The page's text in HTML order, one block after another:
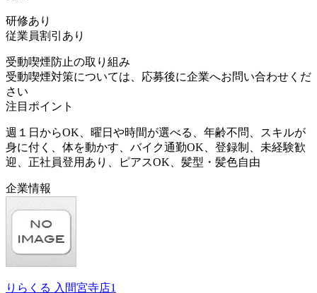
研修あり
従業員割引あり
受動喫煙防止の取り組み
受動喫煙対策については、応募後に企業へお問い合わせくだ
さい
注目ポイント
週１日からOK、曜日や時間が選べる、年齢不問、スキルが
身に付く、体を動かす、バイク通勤OK、登録制、未経験歓
迎、正社員登用あり、ピアスOK、髪型・髪色自由
企業情報
りらくる 入間宮寺店1